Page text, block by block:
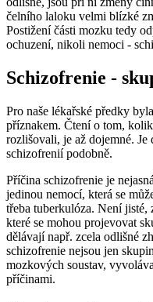
čelního laloku velmi blízké
Postižení části mozku tedy
ochuzení, nikoli nemoci -
Schizofrenie -
Pro naše lékařské předky
příznakem. Čtení o tom,
rozlišovali, je až dojemné. Je
schizofrenií podobně.
Příčina schizofrenie je
jedinou nemocí, která se
třeba tuberkulóza. Není
které se mohou projevovat
dělávají např. zcela odlišné
schizofrenie nejsou jen
mozkových soustav,
příčinami.